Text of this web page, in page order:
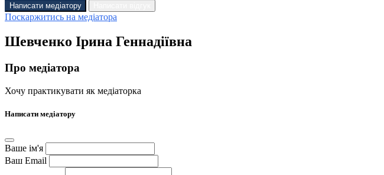
Написати медіатору
Поскаржитись на медіатора
Шевченко Ірина Геннадіївна
Про медіатора
Хочу практикувати як медіаторка
Написати медіатору
Ваше ім'я
Ваш Email